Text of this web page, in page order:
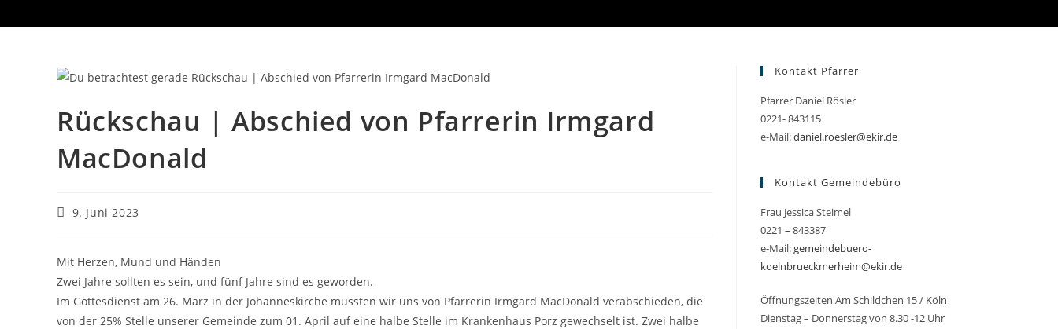
Rückschau | Abschied von Pfarrerin Irmgard
MacDonald
Beitrag
9. Juni 2023
Mit Herzen, Mund und Händen
Zwei Jahre sollten es sein, und fünf Jahre sind es geworden.
Im Gottesdienst am 26. März in der Johanneskirche mussten wir uns von Pfarrerin Irmgard MacDonald verabschieden, die
von der 25% Stelle unserer Gemeinde zum 01. April auf eine halbe Stelle im Krankenhaus Porz gewechselt ist. Zwei halbe
Kontakt Pfarrer
Pfarrer Daniel Rösler
0221- 843115
e-Mail:daniel.roesler@ekir.de
Kontakt Gemeindebüro
Frau Jessica Steimel
0221 – 843387
e-Mail:gemeindebuero-
koelnbrueckmerheim@ekir.de
Öffnungszeiten Am Schildchen 15 / Köln
Dienstag – Donnerstag von 8.30 -12 Uhr